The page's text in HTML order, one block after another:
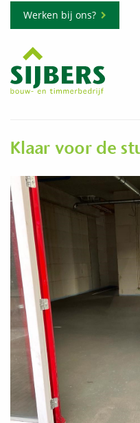
Werken bij ons?
Klaar voor de